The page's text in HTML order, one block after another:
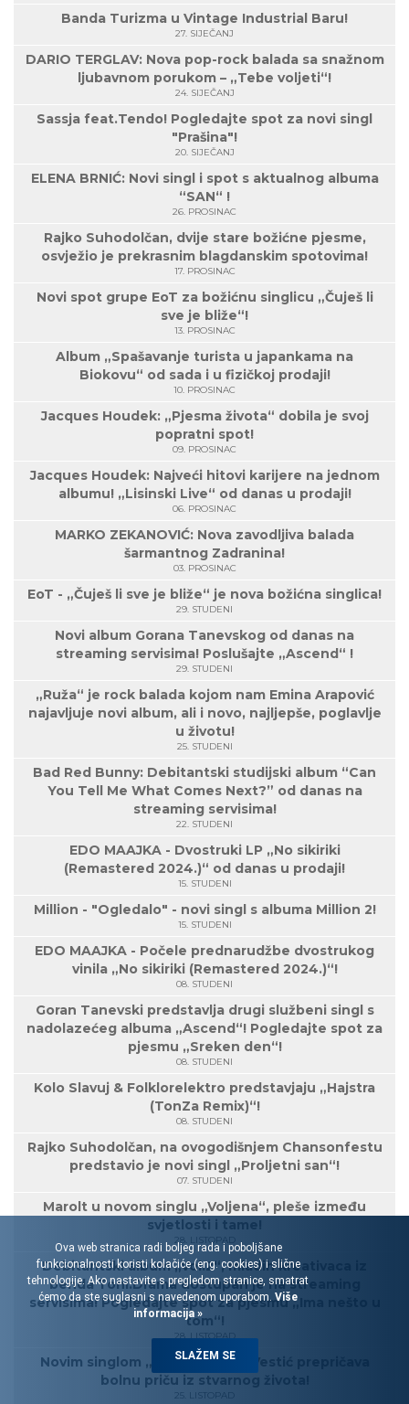
Banda Turizma u Vintage Industrial Baru!
27. SIJEČANJ
DARIO TERGLAV: Nova pop-rock balada sa snažnom
ljubavnom porukom – „Tebe voljeti“!
24. SIJEČANJ
Sassja feat.Tendo! Pogledajte spot za novi singl
"Prašina"!
20. SIJEČANJ
ELENA BRNIĆ: Novi singl i spot s aktualnog albuma
“SAN“ !
26. PROSINAC
Rajko Suhodolčan, dvije stare božićne pjesme,
osvježio je prekrasnim blagdanskim spotovima!
17. PROSINAC
Novi spot grupe EoT za božićnu singlicu „Čuješ li
sve je bliže“!
13. PROSINAC
Album „Spašavanje turista u japankama na
Biokovu“ od sada i u fizičkoj prodaji!
10. PROSINAC
Jacques Houdek: „Pjesma života“ dobila je svoj
popratni spot!
09. PROSINAC
Jacques Houdek: Najveći hitovi karijere na jednom
albumu! „Lisinski Live“ od danas u prodaji!
06. PROSINAC
MARKO ZEKANOVIĆ: Nova zavodljiva balada
šarmantnog Zadranina!
03. PROSINAC
EoT - „Čuješ li sve je bliže“ je nova božićna singlica!
29. STUDENI
Novi album Gorana Tanevskog od danas na
streaming servisima! Poslušajte „Ascend“ !
29. STUDENI
„Ruža“ je rock balada kojom nam Emina Arapović
najavljuje novi album, ali i novo, najljepše, poglavlje
u životu!
25. STUDENI
Bad Red Bunny: Debitantski studijski album “Can
You Tell Me What Comes Next?” od danas na
streaming servisima!
22. STUDENI
EDO MAAJKA - Dvostruki LP „No sikiriki
(Remastered 2024.)“ od danas u prodaji!
15. STUDENI
Million - "Ogledalo" - novi singl s albuma Million 2!
15. STUDENI
EDO MAAJKA - Počele prednarudžbe dvostrukog
vinila „No sikiriki (Remastered 2024.)“!
08. STUDENI
Goran Tanevski predstavlja drugi službeni singl s
nadolazećeg albuma „Ascend“! Pogledajte spot za
pjesmu „Sreken den“!
08. STUDENI
Kolo Slavuj & Folklorelektro predstavjaju „Hajstra
(TonZa Remix)“!
08. STUDENI
Rajko Suhodolčan, na ovogodišnjem Chansonfestu
predstavio je novi singl „Proljetni san“!
07. STUDENI
Marolt u novom singlu „Voljena“, pleše između
svjetlosti i tame!
28. LISTOPAD
Debitantski album „Vol.2“, mladih kreativaca iz
benda Toni.Drama dostupan je na streaming
servisima! Pogledajte spot za pjesmu „Ima nešto u
tom“!
28. LISTOPAD
Novim singlom „Dječak“, Dora Vestić prepričava
bolnu priču iz stvarnog života!
25. LISTOPAD
Ova web stranica radi boljeg rada i poboljšane
funkcionalnosti koristi kolačiće (eng. cookies) i slične
tehnologije. Ako nastavite s pregledom stranice, smatrat
ćemo da ste suglasni s navedenom uporabom. Više
informacija »
SLAŽEM SE